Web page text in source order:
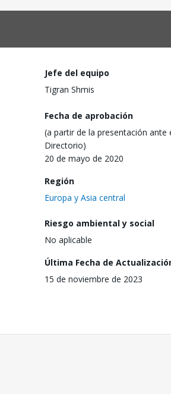
Jefe del equipo
Tigran Shmis
Fecha de aprobación
(a partir de la presentación ante
Directorio)
20 de mayo de 2020
Región
Europa y Asia central
Riesgo ambiental y social
No aplicable
Última Fecha de
15 de noviembre de 2023